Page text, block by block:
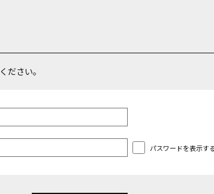
ださい。
パスワードを表示す